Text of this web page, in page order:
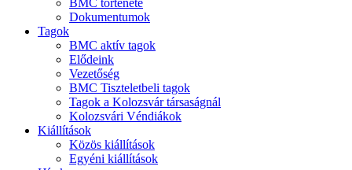
BMC története
Dokumentumok
Tagok
BMC aktív tagok
Elődeink
Vezetőség
BMC Tiszteletbeli tagok
Tagok a Kolozsvár társaságnál
Kolozsvári Véndiákok
Kiállítások
Közös kiállítások
Egyéni kiállítások